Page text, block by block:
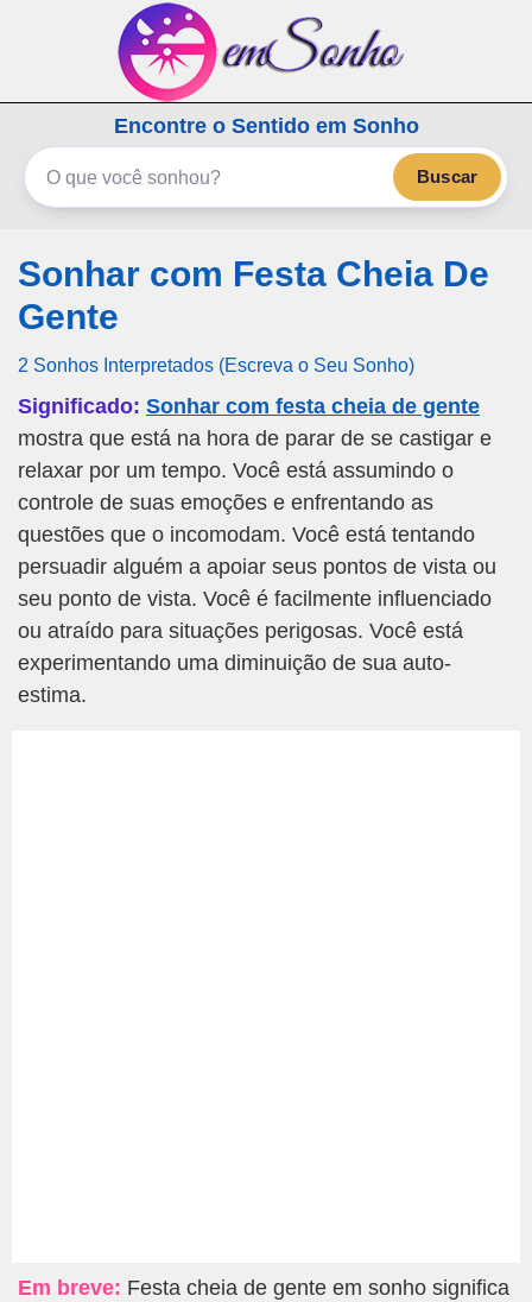
emSonho.com
Os sonhos significam mais
Encontre o Sentido em Sonho
Buscar
Sonhar com Festa Cheia De
Gente
2 Sonhos Interpretados (Escreva o Seu Sonho)
Significado: Sonhar com festa cheia de gente
mostra que está na hora de parar de se castigar e
relaxar por um tempo. Você está assumindo o
controle de suas emoções e enfrentando as
questões que o incomodam. Você está tentando
persuadir alguém a apoiar seus pontos de vista ou
seu ponto de vista. Você é facilmente influenciado
ou atraído para situações perigosas. Você está
experimentando uma diminuição de sua auto-
estima.
Em breve: Festa cheia de gente em sonho significa